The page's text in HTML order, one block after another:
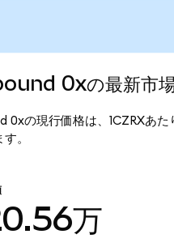
0xの最新市
0xの現行価格は、1CZRXあ
。
万